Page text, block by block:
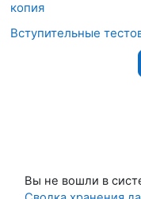
копия
Вступительные
Вы не вошли в